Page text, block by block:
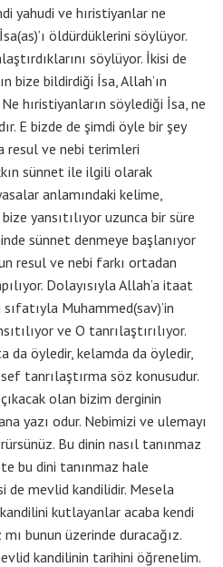
yahudi ve hıristiyanlar ne
öldürdüklerini söylüyor.
söylüyor. İkisi de
bize bildirdiği İsa, Allah’ın
hıristiyanların söylediği İsa, ne
E bizde de şimdi öyle bir şey
resul ve nebi terimleri
sünnet ile ilgili olarak
anlamındaki kelime,
yansıtılıyor uzunca bir süre
sünnet denmeye başlanıyor
resul ve nebi farkı ortadan
Dolayısıyla Allah’a itaat
Muhammed(sav)’in
ve O tanrılaştırılıyor.
da öyledir, kelamda da öyledir,
tanrılaştırma söz konusudur.
olan bizim derginin
yazı odur. Nebimizi ve ulemayı
Bu dinin nasıl tanınmaz
bu dini tanınmaz hale
de mevlid kandilidir. Mesela
kutlayanlar acaba kendi
bunun üzerinde duracağız.
kandilinin tarihini öğrenelim.